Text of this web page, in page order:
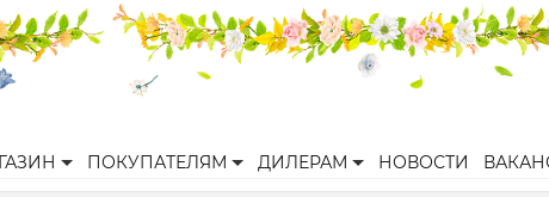
ПОКУПАТЕЛЯМ ДИЛЕРАМ НОВОСТИ